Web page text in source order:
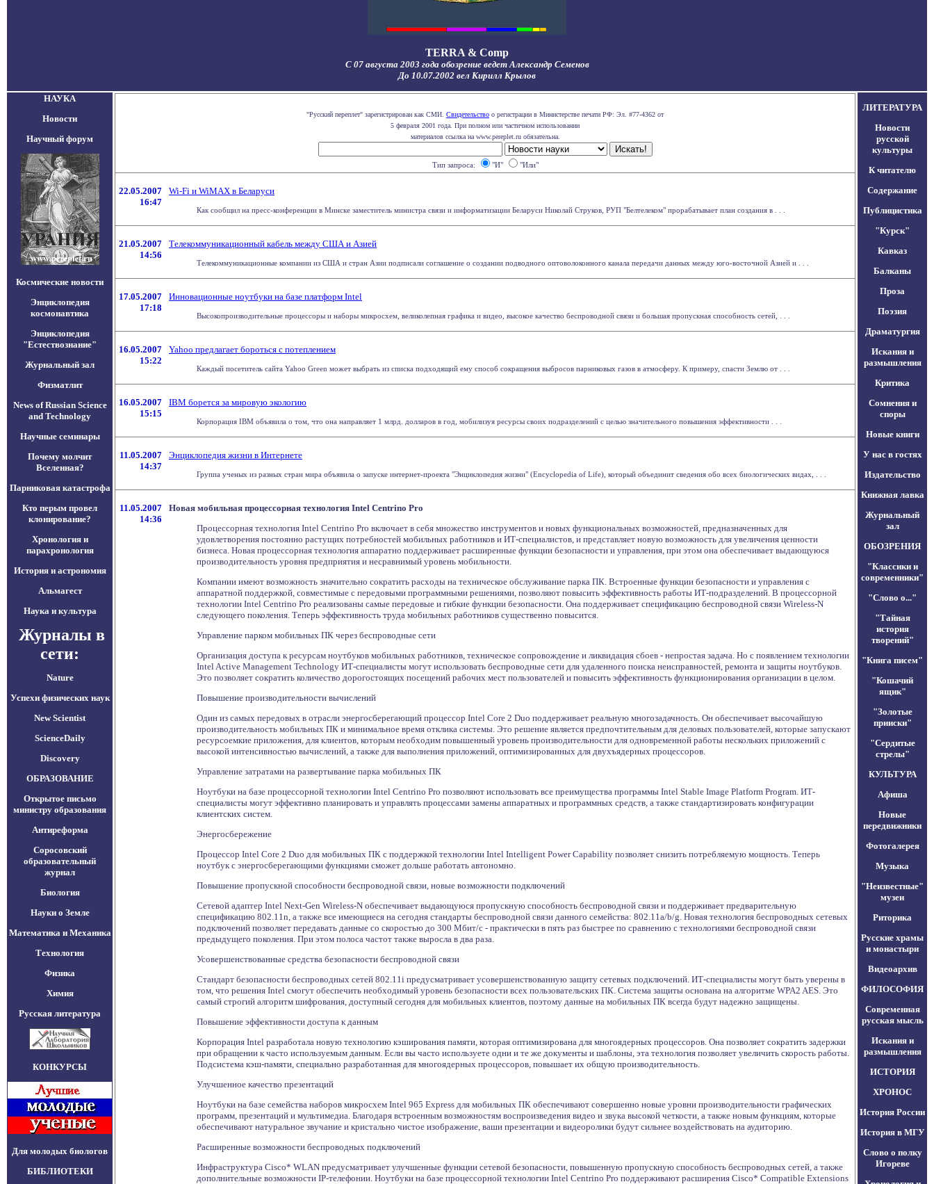
TERRA & Comp
С 07 августа 2003 года обозрение ведет Александр Семенов
До 10.07.2002 вел Кирилл Крылов
НАУКА
Новости
Научный форум
Космические новости
Энциклопедия
космонавтика
Энциклопедия
"Естествознание"
Журнальный зал
Физматлит
News of Russian Science
and Technology
Научные семинары
Почему молчит
Вселенная?
Парниковая катастрофа
Кто перым провел
клонирование?
Хронология и
парахронология
История и астрономия
Альмагест
Наука и культура
Журналы в
сети:
Nature
Успехи физических наук
New Scientist
ScienceDaily
Discovery
ОБРАЗОВАНИЕ
Открытое письмо
министру образования
Антиреформа
Соросовский
образовательный
журнал
Биология
Науки о Земле
Математика и Механика
Технология
Физика
Химия
Русская литература
КОНКУРСЫ
Для молодых биологов
БИБЛИОТЕКИ
"Русский переплет" зарегистрирован как СМИ. Свидетельство о регистрации в Министерстве печати РФ: Эл. #77-4362 от
5 февраля 2001 года. При полном или частичном использовании
материалов ссылка на www.pereplet.ru обязательна.
Тип запроса: "И" "Или"
22.05.2007
16:47
Wi-Fi и WiMAX в Беларуси
Как сообщил на пресс-конференции в Минске заместитель министра связи и информатизации Беларуси Николай Струков, РУП "Белтелеком" прорабатывает план создания в . . .
21.05.2007
14:56
Телекоммуникационный кабель между США и Азией
Телекоммуникационные компании из США и стран Азии подписали соглашение о создании подводного оптоволоконного канала передачи данных между юго-восточной Азией и . . .
17.05.2007
17:18
Инновационные ноутбуки на базе платформ Intel
Высокопроизводительные процессоры и наборы микросхем, великолепная графика и видео, высокое качество беспроводной связи и большая пропускная способность сетей, . . .
16.05.2007
15:22
Yahoo предлагает бороться с потеплением
Каждый посетитель сайта Yahoo Green может выбрать из списка подходящий ему способ сокращения выбросов парниковых газов в атмосферу. К примеру, спасти Землю от . . .
16.05.2007
15:15
IBM борется за мировую экологию
Корпорация IBM объявила о том, что она направляет 1 млрд. долларов в год, мобилизуя ресурсы своих подразделений с целью значительного повышения эффективности . . .
11.05.2007
14:37
Энциклопедия жизни в Интернете
Группа ученых из разных стран мира объявила о запуске интернет-проекта "Энциклопедия жизни" (Encyclopedia of Life), который объединит сведения обо всех биологических видах, . . .
11.05.2007
14:36
Новая мобильная процессорная технология Intel Centrino Pro
Процессорная технология Intel Centrino Pro включает в себя множество инструментов и новых функциональных возможностей, предназначенных для
удовлетворения постоянно растущих потребностей мобильных работников и ИТ-специалистов, и представляет новую возможность для увеличения ценности
бизнеса. Новая процессорная технология аппаратно поддерживает расширенные функции безопасности и управления, при этом она обеспечивает выдающуюся
производительность уровня предприятия и несравнимый уровень мобильности.
Компании имеют возможность значительно сократить расходы на техническое обслуживание парка ПК. Встроенные функции безопасности и управления с
аппаратной поддержкой, совместимые с передовыми программными решениями, позволяют повысить эффективность работы ИТ-подразделений. В процессорной
технологии Intel Centrino Pro реализованы самые передовые и гибкие функции безопасности. Она поддерживает спецификацию беспроводной связи Wireless-N
следующего поколения. Теперь эффективность труда мобильных работников существенно повысится.
Управление парком мобильных ПК через беспроводные сети
Организация доступа к ресурсам ноутбуков мобильных работников, техническое сопровождение и ликвидация сбоев - непростая задача. Но с появлением технологии
Intel Active Management Technology ИТ-специалисты могут использовать беспроводные сети для удаленного поиска неисправностей, ремонта и защиты ноутбуков.
Это позволяет сократить количество дорогостоящих посещений рабочих мест пользователей и повысить эффективность функционирования организации в целом.
Повышение производительности вычислений
Один из самых передовых в отрасли энергосберегающий процессор Intel Core 2 Duo поддерживает реальную многозадачность. Он обеспечивает высочайшую
производительность мобильных ПК и минимальное время отклика системы. Это решение является предпочтительным для деловых пользователей, которые запускают
ресурсоемкие приложения, для клиентов, которым необходим повышенный уровень производительности для одновременной работы нескольких приложений с
высокой интенсивностью вычислений, а также для выполнения приложений, оптимизированных для двухъядерных процессоров.
Управление затратами на развертывание парка мобильных ПК
Ноутбуки на базе процессорной технологии Intel Centrino Pro позволяют использовать все преимущества программы Intel Stable Image Platform Program. ИТ-
специалисты могут эффективно планировать и управлять процессами замены аппаратных и программных средств, а также стандартизировать конфигурации
клиентских систем.
Энергосбережение
Процессор Intel Core 2 Duo для мобильных ПК с поддержкой технологии Intel Intelligent Power Capability позволяет снизить потребляемую мощность. Теперь
ноутбук с энергосберегающими функциями сможет дольше работать автономно.
Повышение пропускной способности беспроводной связи, новые возможности подключений
Сетевой адаптер Intel Next-Gen Wireless-N обеспечивает выдающуюся пропускную способность беспроводной связи и поддерживает предварительную
спецификацию 802.11n, а также все имеющиеся на сегодня стандарты беспроводной связи данного семейства: 802.11a/b/g. Новая технология беспроводных сетевых
подключений позволяет передавать данные со скоростью до 300 Мбит/с - практически в пять раз быстрее по сравнению с технологиями беспроводной связи
предыдущего поколения. При этом полоса частот также выросла в два раза.
Усовершенствованные средства безопасности беспроводной связи
Стандарт безопасности беспроводных сетей 802.11i предусматривает усовершенствованную защиту сетевых подключений. ИТ-специалисты могут быть уверены в
том, что решения Intel смогут обеспечить необходимый уровень безопасности всех пользовательских ПК. Система защиты основана на алгоритме WPA2 AES. Это
самый строгий алгоритм шифрования, доступный сегодня для мобильных клиентов, поэтому данные на мобильных ПК всегда будут надежно защищены.
Повышение эффективности доступа к данным
Корпорация Intel разработала новую технологию кэширования памяти, которая оптимизирована для многоядерных процессоров. Она позволяет сократить задержки
при обращении к часто используемым данным. Если вы часто используете одни и те же документы и шаблоны, эта технология позволяет увеличить скорость работы.
Подсистема кэш-памяти, специально разработанная для многоядерных процессоров, повышает их общую производительность.
Улучшенное качество презентаций
Ноутбуки на базе семейства наборов микросхем Intel 965 Express для мобильных ПК обеспечивают совершенно новые уровни производительности графических
программ, презентаций и мультимедиа. Благодаря встроенным возможностям воспроизведения видео и звука высокой четкости, а также новым функциям, которые
обеспечивают натуральное звучание и кристально чистое изображение, ваши презентации и видеоролики будут сильнее воздействовать на аудиторию.
Расширенные возможности беспроводных подключений
Инфраструктура Cisco* WLAN предусматривает улучшенные функции сетевой безопасности, повышенную пропускную способность беспроводных сетей, а также
дополнительные возможности IP-телефонии. Ноутбуки на базе процессорной технологии Intel Centrino Pro поддерживают расширения Cisco* Compatible Extensions
ЛИТЕРАТУРА
Новости
русской
культуры
К читателю
Содержание
Публицистика
"Курск"
Кавказ
Балканы
Проза
Поэзия
Драматургия
Искания и
размышления
Критика
Сомнения и
споры
Новые книги
У нас в гостях
Издательство
Книжная лавка
Журнальный
зал
ОБОЗРЕНИЯ
"Классики и
современники"
"Слово о..."
"Тайная
история
творений"
"Книга писем"
"Кошачий
ящик"
"Золотые
прииски"
"Сердитые
стрелы"
КУЛЬТУРА
Афиша
Новые
передвижники
Фотогалерея
Музыка
"Неизвестные"
музеи
Риторика
Русские храмы
и монастыри
Видеоархив
ФИЛОСОФИЯ
Современная
русская мысль
Искания и
размышления
ИСТОРИЯ
ХРОНОС
История России
История в МГУ
Слово о полку
Игореве